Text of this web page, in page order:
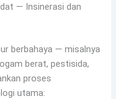
— Insinerasi dan
berbahaya — misalnya
berat, pestisida,
proses
utama: